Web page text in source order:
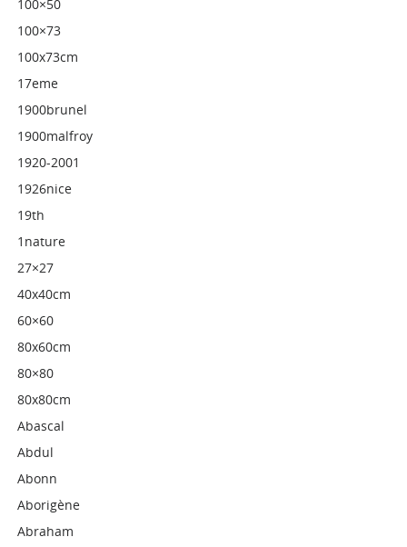
100×50
100×73
100x73cm
17eme
1900brunel
1900malfroy
1920-2001
1926nice
19th
1nature
27×27
40x40cm
60×60
80x60cm
80×80
80x80cm
Abascal
Abdul
Abonn
Aborigène
Abraham